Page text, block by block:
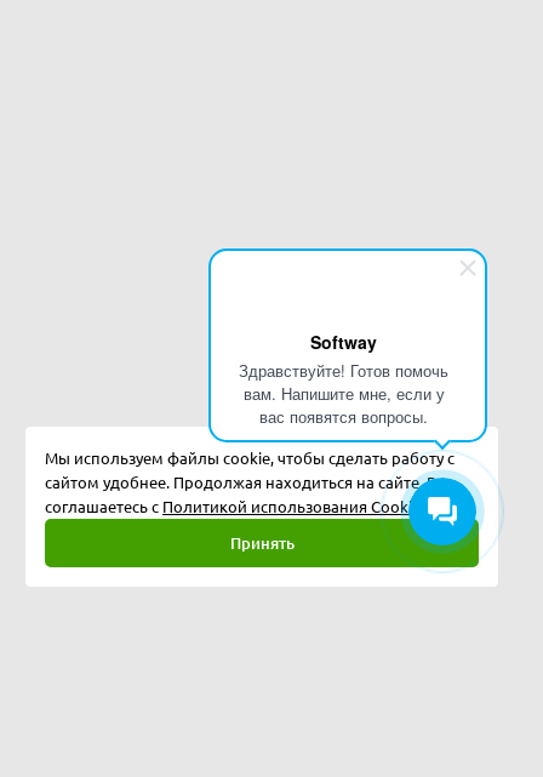
Softway
Здравствуйте! Готов помочь
вам. Напишите мне, если у
вас появятся вопросы.
Мы используем файлы cookie, чтобы сделать работу с
сайтом удобнее. Продолжая находиться на сайте, Вы
соглашаетесь с Политикой использования Cookies.
Принять